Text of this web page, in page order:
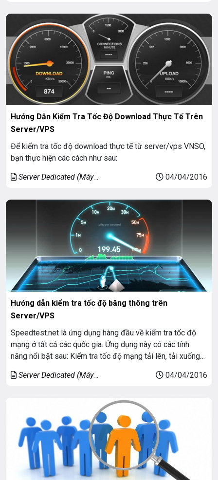
Hướng Dẫn Kiểm Tra Tốc Độ Download Thực Tế Trên
Server/VPS
Để kiểm tra tốc độ download thực tế từ server/vps VNSO,
bạn thực hiện các cách như sau:
Server Dedicated (Máy
04/04/2016
Hướng dẫn kiểm tra tốc độ băng thông trên
Server/VPS
Speedtest.net là ứng dụng hàng đầu về kiểm tra tốc độ
mạng ở tất cả các quốc gia. Ứng dụng này có các tính
năng nổi bật sau: Kiểm tra tốc độ mạng tải lên, tải xuống
Server Dedicated (Máy
04/04/2016